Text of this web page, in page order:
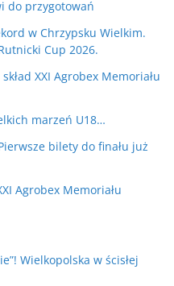
do przygotowań
w Chrzypsku Wielkim.
Cup 2026.
XXI Agrobex Memoriału
marzeń U18…
bilety do finału już
Agrobex Memoriału
Wielkopolska w ścisłej